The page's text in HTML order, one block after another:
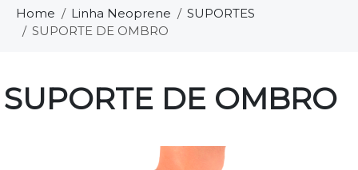
Home Linha Neoprene
SUPORTES
SUPORTE DE OMBRO
SUPORTE DE OMBRO